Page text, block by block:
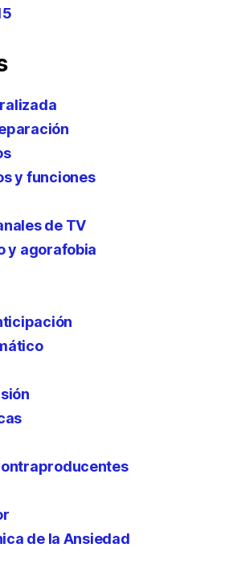
y funciones
de TV
y agorafobia
de la Ansiedad